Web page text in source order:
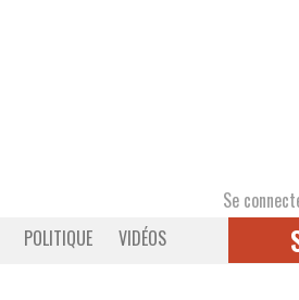
Se
POLITIQUE VIDÉOS